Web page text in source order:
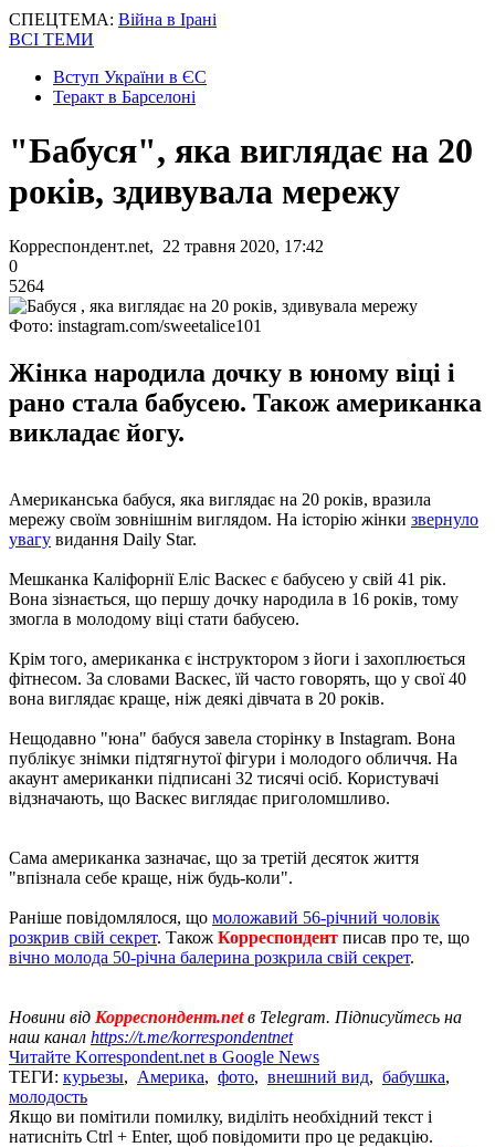
СПЕЦТЕМА: Війна в Ірані
ВСІ ТЕМИ
Вступ України в ЄС
Теракт в Барселоні
"Бабуся", яка виглядає на 20
років, здивувала мережу
Корреспондент.net, 22 травня 2020, 17:42
0
5264
Фото: instagram.com/sweetalice101
Жінка народила дочку в юному віці і
рано стала бабусею. Також американка
викладає йогу.
Американська бабуся, яка виглядає на 20 років, вразила
мережу своїм зовнішнім виглядом. На історію жінки звернуло
увагу видання Daily Star.
Мешканка Каліфорнії Еліс Васкес є бабусею у свій 41 рік.
Вона зізнається, що першу дочку народила в 16 років, тому
змогла в молодому віці стати бабусею.
Крім того, американка є інструктором з йоги і захоплюється
фітнесом. За словами Васкес, їй часто говорять, що у свої 40
вона виглядає краще, ніж деякі дівчата в 20 років.
Нещодавно "юна" бабуся завела сторінку в Instagram. Вона
публікує знімки підтягнутої фігури і молодого обличчя. На
акаунт американки підписані 32 тисячі осіб. Користувачі
відзначають, що Васкес виглядає приголомшливо.
Сама американка зазначає, що за третій десяток життя
"впізнала себе краще, ніж будь-коли".
Раніше повідомлялося, що моложавий 56-річний чоловік
розкрив свій секрет. Також Корреспондент писав про те, що
вічно молода 50-річна балерина розкрила свій секрет.
Новини від Корреспондент.netв Telegram. Підписуйтесь на
наш канал https://t.me/korrespondentnet
Читайте Korrespondent.net в Google News
ТЕГИ: курьезы, Америка, фото, внешний вид, бабушка,
молодость
Якщо ви помітили помилку, виділіть необхідний текст і
натисніть Ctrl + Enter, щоб повідомити про це редакцію.